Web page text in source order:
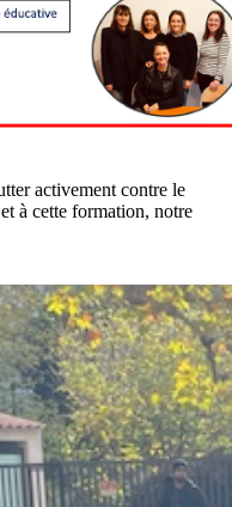
activement contre le
à cette formation, notre